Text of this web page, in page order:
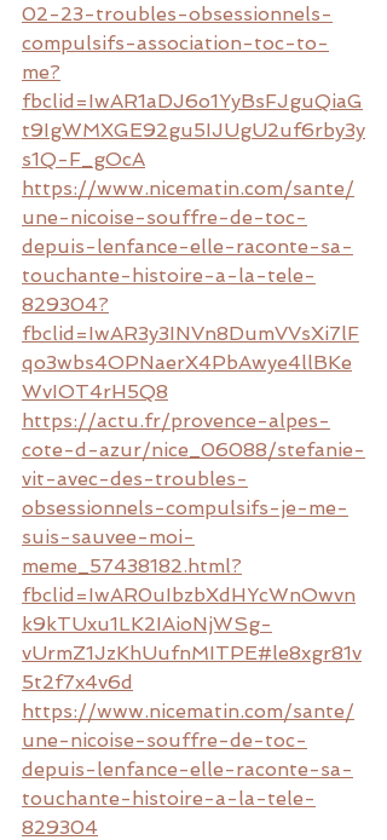
02-23-troubles-obsessionnels-
compulsifs-association-toc-to-
me?
fbclid=IwAR1aDJ6o1YyBsFJguQiaG
t9IgWMXGE92gu5IJUgU2uf6rby3y
s1Q-F_gOcA
https://www.nicematin.com/sante/
une-nicoise-souffre-de-toc-
depuis-lenfance-elle-raconte-sa-
touchante-histoire-a-la-tele-
829304?
fbclid=IwAR3y3INVn8DumVVsXi7lF
qo3wbs4OPNaerX4PbAwye4llBKe
WvIOT4rH5Q8
https://actu.fr/provence-alpes-
cote-d-azur/nice_06088/stefanie-
vit-avec-des-troubles-
obsessionnels-compulsifs-je-me-
suis-sauvee-moi-
meme_57438182.html?
fbclid=IwAR0uIbzbXdHYcWnOwvn
k9kTUxu1LK2IAioNjWSg-
vUrmZ1JzKhUufnMITPE#le8xgr81v
5t2f7x4v6d
https://www.nicematin.com/sante/
une-nicoise-souffre-de-toc-
depuis-lenfance-elle-raconte-sa-
touchante-histoire-a-la-tele-
829304